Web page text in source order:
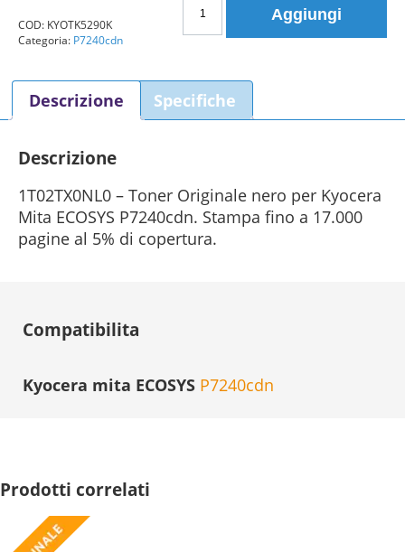
Kyocera
5290K
1T02TX0NL0
Aggiungi
COD: KYOTK5290K
Categoria: P7240cdn
Descrizione Specifiche
Descrizione
1T02TX0NL0 – Toner Originale nero per Kyocera
Mita ECOSYS P7240cdn. Stampa fino a 17.000
pagine al 5% di copertura.
Compatibilita
Kyocera mita ECOSYS P7240cdn
Prodotti correlati